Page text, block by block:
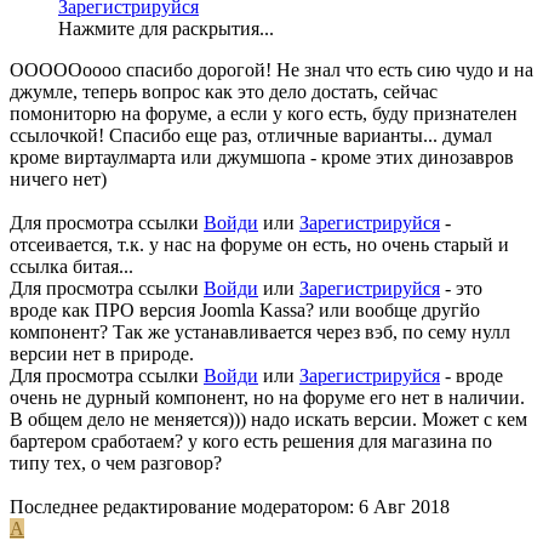
Зарегистрируйся
Нажмите для раскрытия...
ОООООоооо спасибо дорогой! Не знал что есть сию чудо и на
джумле, теперь вопрос как это дело достать, сейчас
помониторю на форуме, а если у кого есть, буду признателен
ссылочкой! Спасибо еще раз, отличные варианты... думал
кроме виртаулмарта или джумшопа - кроме этих динозавров
ничего нет)
Для просмотра ссылки Войди или Зарегистрируйся -
отсеивается, т.к. у нас на форуме он есть, но очень старый и
ссылка битая...
Для просмотра ссылки Войди или Зарегистрируйся - это
вроде как ПРО версия Joomla Kassa? или вообще другйо
компонент? Так же устанавливается через вэб, по сему нулл
версии нет в природе.
Для просмотра ссылки Войди или Зарегистрируйся - вроде
очень не дурный компонент, но на форуме его нет в наличии.
В общем дело не меняется))) надо искать версии. Может с кем
бартером сработаем? у кого есть решения для магазина по
типу тех, о чем разговор?
Последнее редактирование модератором: 6 Авг 2018
A